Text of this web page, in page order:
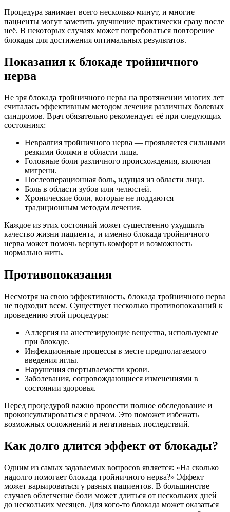
Процедура занимает всего несколько минут, и многие
пациенты могут заметить улучшение практически сразу после
неё. В некоторых случаях может потребоваться повторение
блокады для достижения оптимальных результатов.
Показания к блокаде тройничного
нерва
Не зря блокада тройничного нерва на протяжении многих лет
считалась эффективным методом лечения различных болевых
синдромов. Врач обязательно рекомендует её при следующих
состояниях:
Невралгия тройничного нерва — проявляется сильными
резкими болями в области лица.
Головные боли различного происхождения, включая
мигрени.
Послеоперационная боль, идущая из области лица.
Боль в области зубов или челюстей.
Хронические боли, которые не поддаются
традиционным методам лечения.
Каждое из этих состояний может существенно ухудшить
качество жизни пациента, и именно блокада тройничного
нерва может помочь вернуть комфорт и возможность
нормально жить.
Противопоказания
Несмотря на свою эффективность, блокада тройничного нерва
не подходит всем. Существует несколько противопоказаний к
проведению этой процедуры:
Аллергия на анестезирующие вещества, используемые
при блокаде.
Инфекционные процессы в месте предполагаемого
введения иглы.
Нарушения свертываемости крови.
Заболевания, сопровождающиеся изменениями в
состоянии здоровья.
Перед процедурой важно провести полное обследование и
проконсультироваться с врачом. Это поможет избежать
возможных осложнений и негативных последствий.
Как долго длится эффект от блокады?
Одним из самых задаваемых вопросов является: «На сколько
надолго помогает блокада тройничного нерва?» Эффект
может варьироваться у разных пациентов. В большинстве
случаев облегчение боли может длиться от нескольких дней
до нескольких месяцев. Для кого-то блокада может оказаться